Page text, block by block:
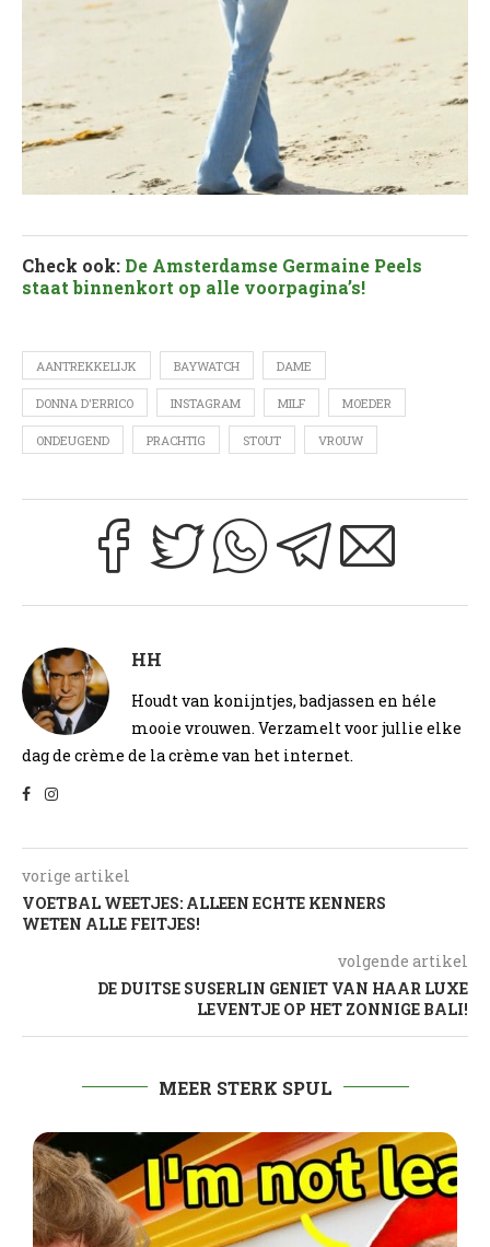
Check ook: De Amsterdamse Germaine Peels
staat binnenkort op alle voorpagina’s!
AANTREKKELIJK BAYWATCH DAME
DONNA D'ERRICO INSTAGRAM MILF MOEDER
ONDEUGEND PRACHTIG STOUT VROUW
HH
Houdt van konijntjes, badjassen en héle
mooie vrouwen. Verzamelt voor jullie elke
dag de crème de la crème van het internet.
vorige artikel
VOETBAL WEETJES: ALLEEN ECHTE KENNERS
WETEN ALLE FEITJES!
volgende artikel
DE DUITSE SUSERLIN GENIET VAN HAAR LUXE
LEVENTJE OP HET ZONNIGE BALI!
MEER STERK SPUL